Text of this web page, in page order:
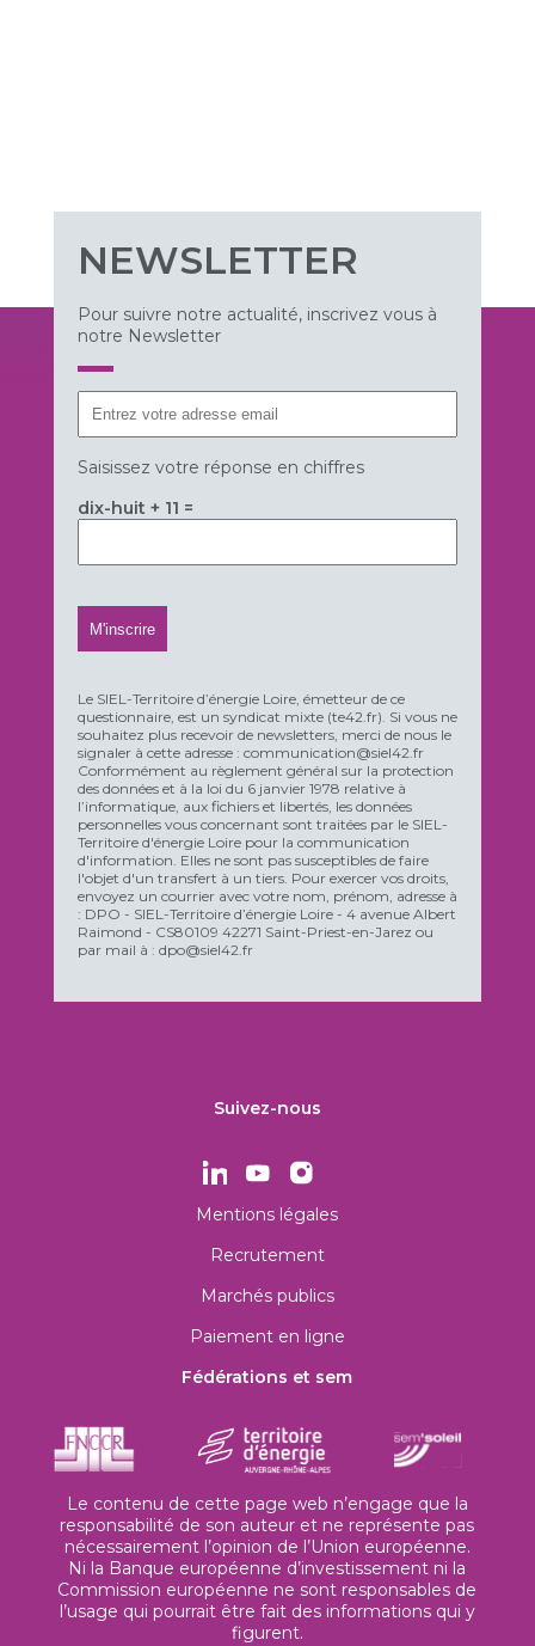
NEWSLETTER
Pour suivre notre actualité, inscrivez vous à
notre Newsletter
Saisissez votre réponse en chiffres
dix-huit + 11 =
Le SIEL-Territoire d’énergie Loire, émetteur de ce
questionnaire, est un syndicat mixte (te42.fr). Si vous ne
souhaitez plus recevoir de newsletters, merci de nous le
signaler à cette adresse : communication@siel42.fr
Conformément au règlement général sur la protection
des données et à la loi du 6 janvier 1978 relative à
l’informatique, aux fichiers et libertés, les données
personnelles vous concernant sont traitées par le SIEL-
Territoire d'énergie Loire pour la communication
d'information. Elles ne sont pas susceptibles de faire
l'objet d'un transfert à un tiers. Pour exercer vos droits,
envoyez un courrier avec votre nom, prénom, adresse à
: DPO - SIEL-Territoire d’énergie Loire - 4 avenue Albert
Raimond - CS80109 42271 Saint-Priest-en-Jarez ou
par mail à : dpo@siel42.fr
Suivez-nous
Mentions légales
Recrutement
Marchés publics
Paiement en ligne
Fédérations et sem
Le contenu de cette page web n’engage que la
responsabilité de son auteur et ne représente pas
nécessairement l’opinion de l’Union européenne.
Ni la Banque européenne d’investissement ni la
Commission européenne ne sont responsables de
l’usage qui pourrait être fait des informations qui y
figurent.